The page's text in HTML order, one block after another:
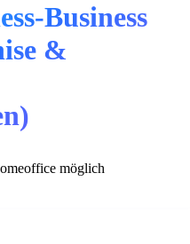
Business
&
möglich